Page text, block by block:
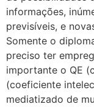
informações,
previsíveis, e
Somente o
preciso ter
importante o QE
(coeficiente
mediatizado de